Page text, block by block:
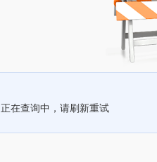
正在查询中，请刷新重试